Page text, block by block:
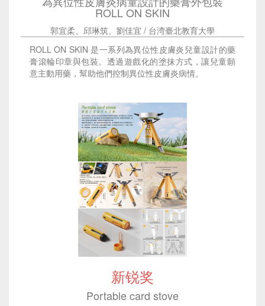
ROLL ON SKIN
郭宜柔、邱琳筑、劉佳宜 / 台湾臺北教育大學
ROLL ON SKIN 是一系列為異位性皮膚炎兒童設計的藥
膏滾輪印章與包裝。透過遊戲化的塗抹方式，讓兒童願
意主動用藥，幫助他們控制異位性皮膚炎病情。
新锐奖
Portable card stove